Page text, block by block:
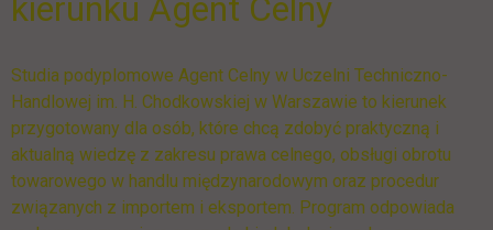
kierunku Agent Celny
Studia podyplomowe Agent Celny w Uczelni Techniczno-
Handlowej im. H. Chodkowskiej w Warszawie to kierunek
przygotowany dla osób, które chcą zdobyć praktyczną i
aktualną wiedzę z zakresu prawa celnego, obsługi obrotu
towarowego w handlu międzynarodowym oraz procedur
związanych z importem i eksportem. Program odpowiada